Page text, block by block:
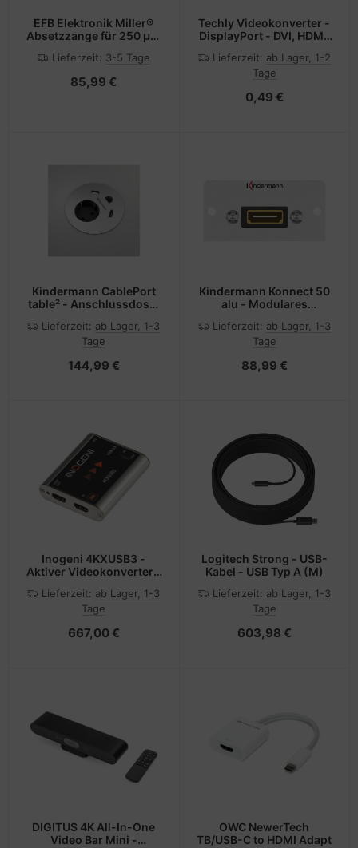
EFB Elektronik Miller®
Absetzzange für 250 µm
Lieferzeit: 3-5 Tage
85,99 €
Techly Videokonverter -
DisplayPort - DVI, HDMI,
Lieferzeit: ab Lager, 1-2
Tage
0,49 €
Kindermann CablePort
table² - Anschlussdose,
Lieferzeit: ab Lager, 1-3
Tage
144,99 €
Kindermann Konnect 50
alu - Modulares
Lieferzeit: ab Lager, 1-3
Tage
88,99 €
Inogeni 4KXUSB3 -
Aktiver Videokonverter -
x 2160 Pixel - 640 x
480,800 x 600,1024 x
800,1280 x 960,1920 x
Lieferzeit: ab Lager, 1-3
Tage
667,00 €
Logitech Strong - USB-
Kabel - USB Typ A (M)
Lieferzeit: ab Lager, 1-3
Tage
603,98 €
DIGITUS 4K All-In-One
Video Bar Mini -
OWC NewerTech
TB/USB-C to HDMI Adapt